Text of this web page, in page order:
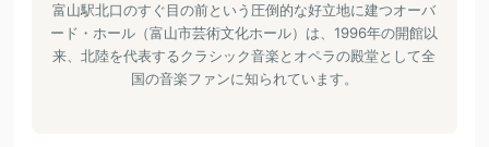
富山駅北口のすぐ目の前という圧倒的な好立地に建つオーバ
ード・ホール（富山市芸術文化ホール）は、1996年の開館以
来、北陸を代表するクラシック音楽とオペラの殿堂として全
国の音楽ファンに知られています。